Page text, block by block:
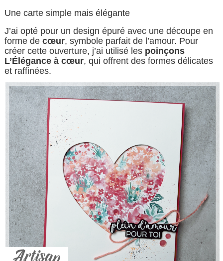
Une carte simple mais élégante
J’ai opté pour un design épuré avec une découpe en
forme de cœur, symbole parfait de l’amour. Pour
créer cette ouverture, j’ai utilisé les poinçons
L’Élégance à cœur, qui offrent des formes délicates
et raffinées.